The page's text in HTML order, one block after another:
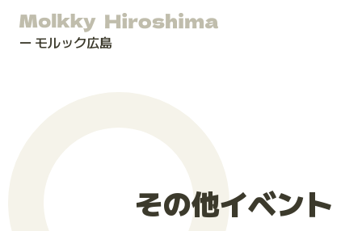
モルック広島
その他イベント